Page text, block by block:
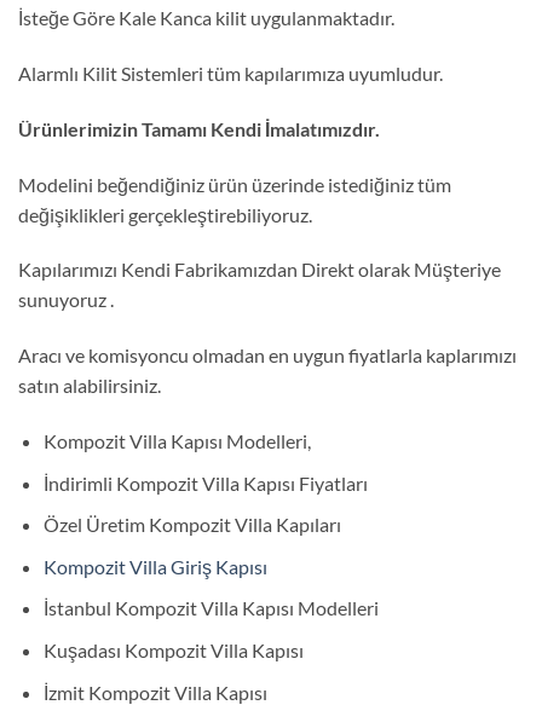
İsteğe Göre Kale Kanca kilit uygulanmaktadır.
Alarmlı Kilit Sistemleri tüm kapılarımıza uyumludur.
Ürünlerimizin Tamamı Kendi İmalatımızdır.
Modelini beğendiğiniz ürün üzerinde istediğiniz tüm
değişiklikleri gerçekleştirebiliyoruz.
Kapılarımızı Kendi Fabrikamızdan Direkt olarak Müşteriye
sunuyoruz .
Aracı ve komisyoncu olmadan en uygun fiyatlarla kaplarımızı
satın alabilirsiniz.
Kompozit Villa Kapısı Modelleri,
İndirimli Kompozit Villa Kapısı Fiyatları
Özel Üretim Kompozit Villa Kapıları
Kompozit Villa Giriş Kapısı
İstanbul Kompozit Villa Kapısı Modelleri
Kuşadası Kompozit Villa Kapısı
İzmit Kompozit Villa Kapısı